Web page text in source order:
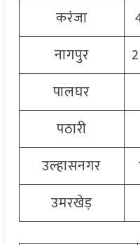
करंजा
नागपुर
पालघर
पठारी
उल्हासनगर
उमरखेड़